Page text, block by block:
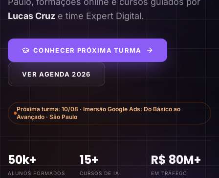
Lucas Cruz e time Expert Digital.
CONHECER PRÓXIMA TURMA
VER AGENDA 2026
Próxima turma: 10/08 · Imersão Google Ads: Do Básico ao
Avançado · São Paulo
50k+
ALUNOS FORMADOS
15+
CURSOS DE IA
R$ 80M+
EM TRÁFEGO